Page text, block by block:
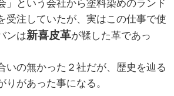
」という会社から塗料染めのランド
受注していたが、実はこの仕事で使
ンは新喜皮革が鞣した革であっ
いの無かった２社だが、歴史を辿る
りがあった事になる。